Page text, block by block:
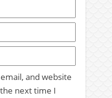
and website
next time I